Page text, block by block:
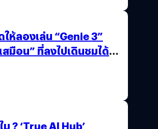
ให้ลองเล่น “Genie 3”
สมือน” ที่ลงไปเดินชมได้
? ‘True AI Hub’